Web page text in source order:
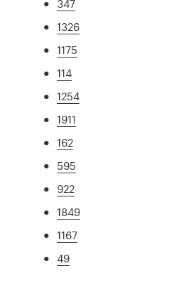
347
1326
1175
114
1254
1911
162
595
922
1849
1167
49